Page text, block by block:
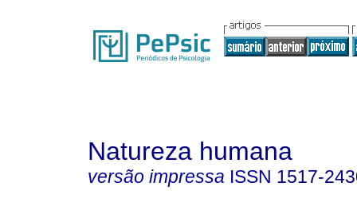
Natureza humana
versão impressa ISSN 1517-